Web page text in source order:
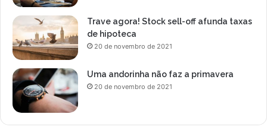
Trave agora! Stock sell-off afunda taxas
de hipoteca
20 de novembro de 2021
Uma andorinha não faz a primavera
20 de novembro de 2021